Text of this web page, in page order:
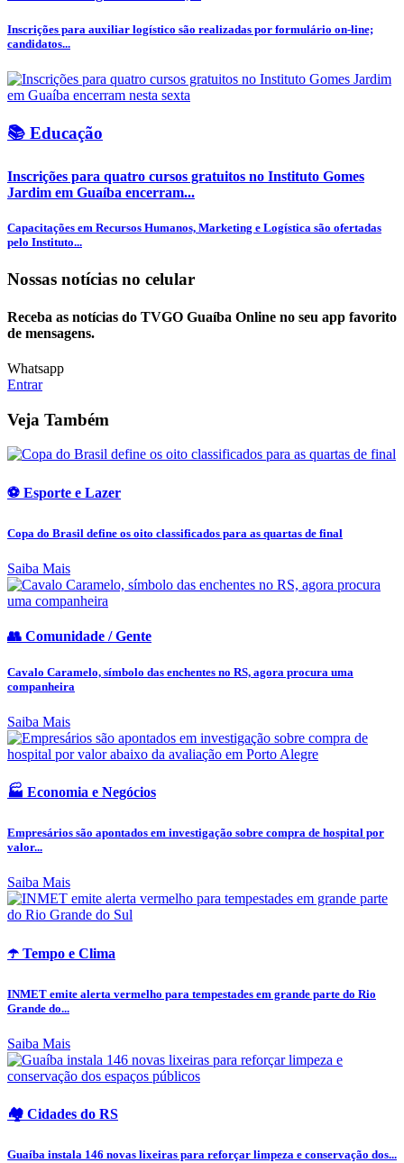
Inscrições para auxiliar logístico são realizadas por formulário on-line;
candidatos...
📚 Educação
Inscrições para quatro cursos gratuitos no Instituto Gomes
Jardim em Guaíba encerram...
Capacitações em Recursos Humanos, Marketing e Logística são ofertadas
pelo Instituto...
Nossas notícias no celular
Receba as notícias do TVGO Guaíba Online no seu app favorito
de mensagens.
Whatsapp
Entrar
Veja Também
⚽ Esporte e Lazer
Copa do Brasil define os oito classificados para as quartas de final
Saiba Mais
👥 Comunidade / Gente
Cavalo Caramelo, símbolo das enchentes no RS, agora procura uma
companheira
Saiba Mais
🏭 Economia e Negócios
Empresários são apontados em investigação sobre compra de hospital por
valor...
Saiba Mais
☂️ Tempo e Clima
INMET emite alerta vermelho para tempestades em grande parte do Rio
Grande do...
Saiba Mais
🏘️ Cidades do RS
Guaíba instala 146 novas lixeiras para reforçar limpeza e conservação dos...